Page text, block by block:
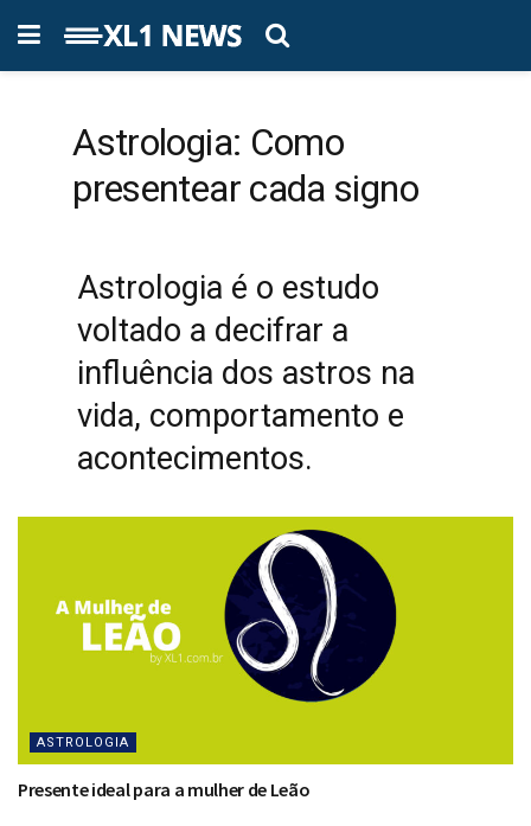
Astrologia: Como
presentear cada signo
Astrologia é o estudo
voltado a decifrar a
influência dos astros na
vida, comportamento e
acontecimentos.
ASTROLOGIA
Presente ideal para a mulher de Leão